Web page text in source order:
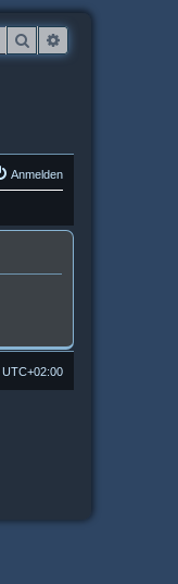
Suche
Anmelden
UTC+02:00